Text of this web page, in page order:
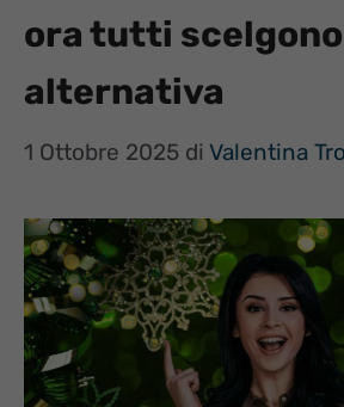
ora tutti
alternativa
1 Ottobre 2025 di Valentina